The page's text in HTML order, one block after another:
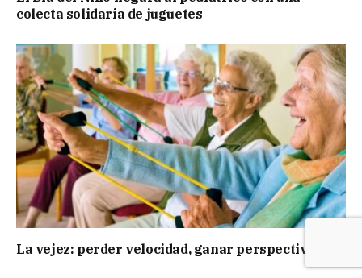
colecta solidaria de juguetes
La vejez: perder velocidad, ganar perspectiva